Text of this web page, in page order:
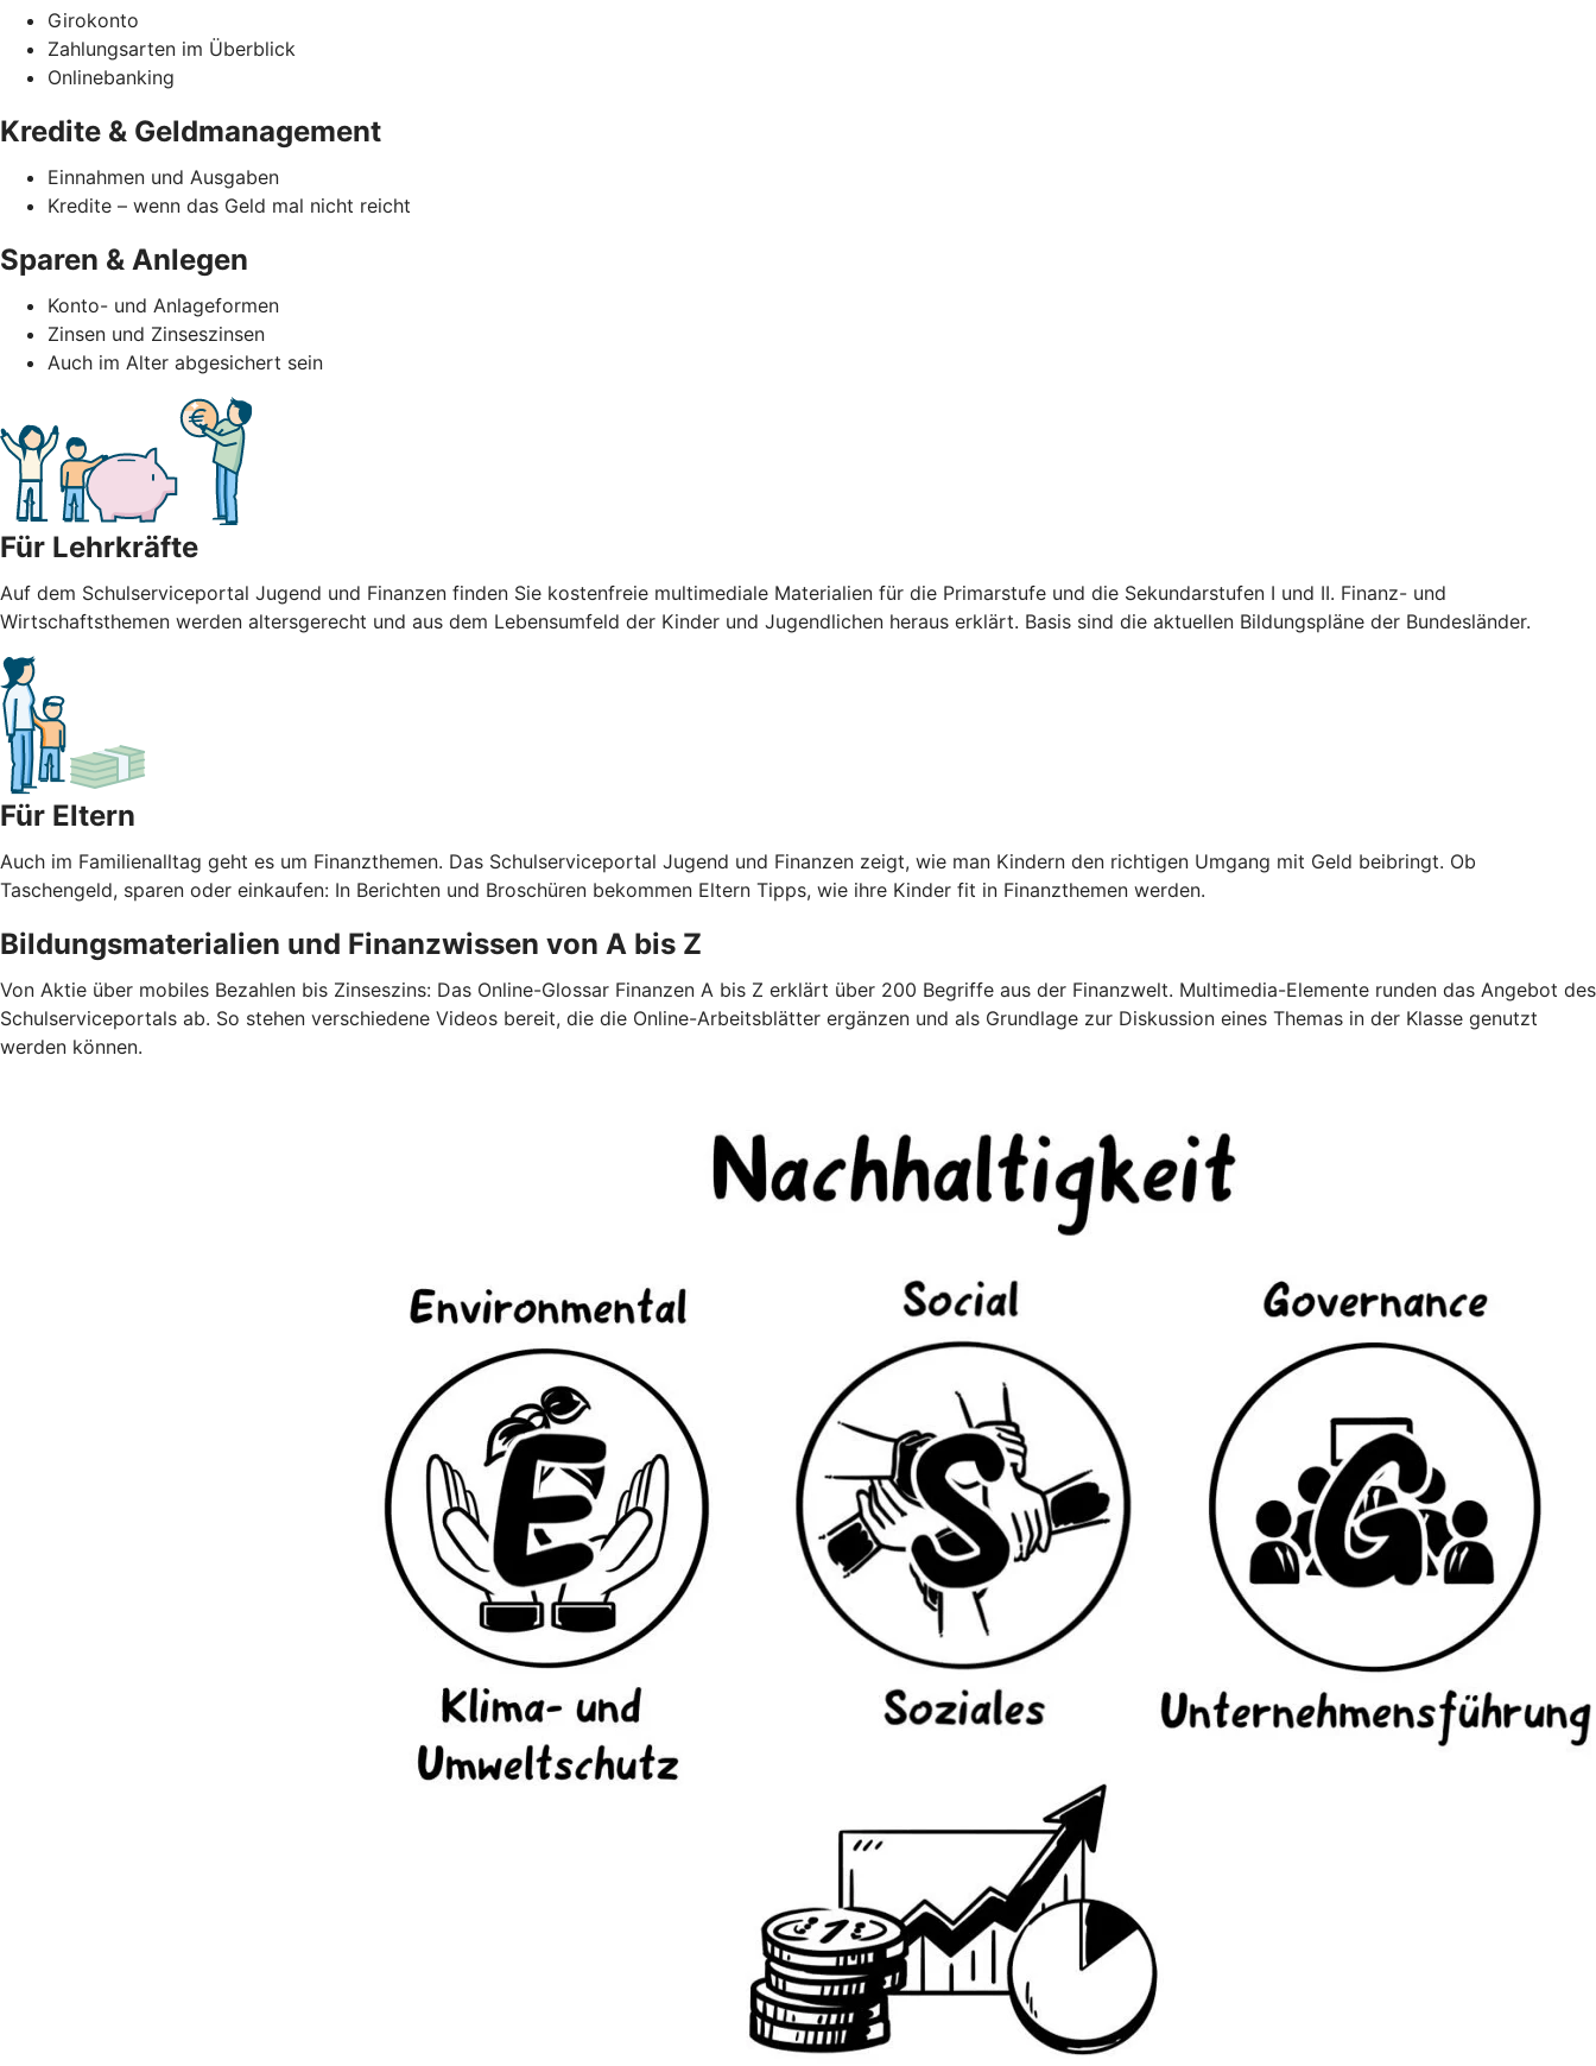
Girokonto
Zahlungsarten im Überblick
Onlinebanking
Kredite & Geldmanagement
Einnahmen und Ausgaben
Kredite – wenn das Geld mal nicht reicht
Sparen & Anlegen
Konto- und Anlageformen
Zinsen und Zinseszinsen
Auch im Alter abgesichert sein
Für Lehrkräfte
Auf dem Schulserviceportal Jugend und Finanzen finden Sie kostenfreie multimediale Materialien für die Primarstufe und die Sekundarstufen I und II. Finanz- und
Wirtschaftsthemen werden altersgerecht und aus dem Lebensumfeld der Kinder und Jugendlichen heraus erklärt. Basis sind die aktuellen Bildungspläne der Bundesländer.
Für Eltern
Auch im Familienalltag geht es um Finanzthemen. Das Schulserviceportal Jugend und Finanzen zeigt, wie man Kindern den richtigen Umgang mit Geld beibringt. Ob
Taschengeld, sparen oder einkaufen: In Berichten und Broschüren bekommen Eltern Tipps, wie ihre Kinder fit in Finanzthemen werden.
Bildungsmaterialien und Finanzwissen von A bis Z
Von Aktie über mobiles Bezahlen bis Zinseszins: Das Online-Glossar Finanzen A bis Z erklärt über 200 Begriffe aus der Finanzwelt. Multimedia-Elemente runden das Angebot des
Schulserviceportals ab. So stehen verschiedene Videos bereit, die die Online-Arbeitsblätter ergänzen und als Grundlage zur Diskussion eines Themas in der Klasse genutzt
werden können.